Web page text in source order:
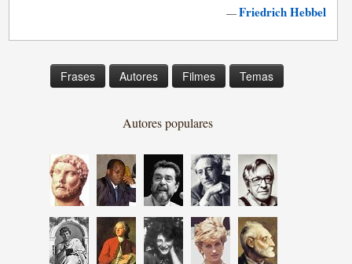
—Friedrich Hebbel
Frases Autores Filmes Temas
Autores populares